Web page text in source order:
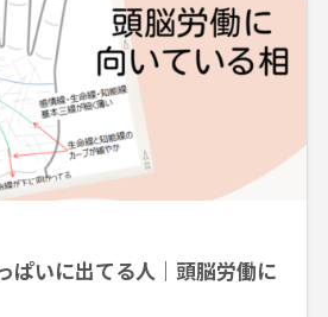
ぱいに出てる人｜頭脳労働に